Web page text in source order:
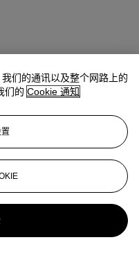
们的通讯以及整个网路上的
们的 Cookie 通知